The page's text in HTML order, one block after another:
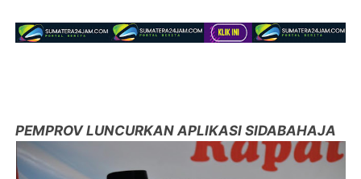
PEMPROV LUNCURKAN APLIKASI SIDABAHAJA